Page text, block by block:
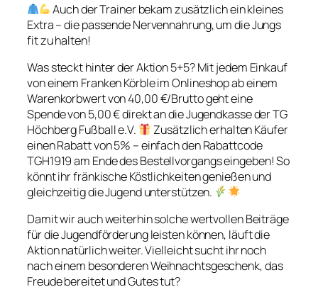
Auch der Trainer bekam zusätzlich ein kleines
Extra – die passende Nervennahrung, um die Jungs
fit zu halten!
Was steckt hinter der Aktion 5+5? Mit jedem Einkauf
von einem Franken Körble im Onlineshop ab einem
Warenkorbwert von 40,00 €/Brutto geht eine
Spende von 5,00 € direkt an die Jugendkasse der TG
Höchberg Fußball e.V.
Zusätzlich erhalten Käufer
einen Rabatt von 5% – einfach den Rabattcode
TGH1919 am Ende des Bestellvorgangs eingeben! So
könnt ihr fränkische Köstlichkeiten genießen und
gleichzeitig die Jugend unterstützen.
Damit wir auch weiterhin solche wertvollen Beiträge
für die Jugendförderung leisten können, läuft die
Aktion natürlich weiter. Vielleicht sucht ihr noch
nach einem besonderen Weihnachtsgeschenk, das
Freude bereitet und Gutes tut?